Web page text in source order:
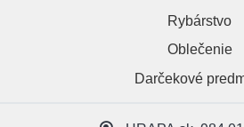
Rybárstvo
Oblečenie
Darčekové